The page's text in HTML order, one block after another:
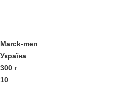
Marck-men
Україна
300 г
10